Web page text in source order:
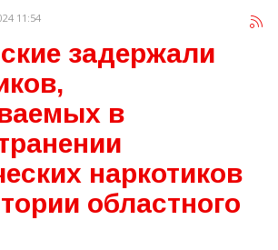
11:54
задержали
в
наркотиков
областного